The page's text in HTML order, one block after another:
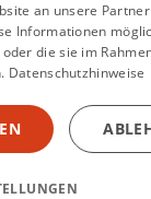
14,90 €
Das
Kochbuch
Tage
ideale
vegane
an unsere
Informationen
die sie im
Datenschutzhinweise